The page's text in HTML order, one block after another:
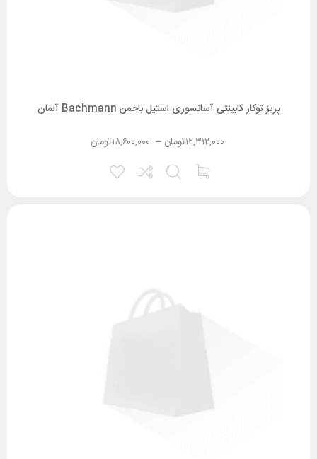
پریز توکار کابینتی آسانسوری استیل باخمن Bachmann آلمان
۱۲,۳۱۲,۰۰۰تومان – ۱۸,۶۰۰,۰۰۰تومان